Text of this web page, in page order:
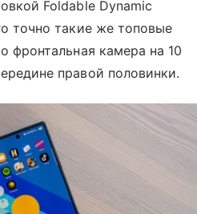
Foldable Dynamic
точно такие же топовые
фронтальная камера на 10
правой половинки.